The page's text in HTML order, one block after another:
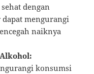
dengan
mengurangi
naiknya
konsumsi